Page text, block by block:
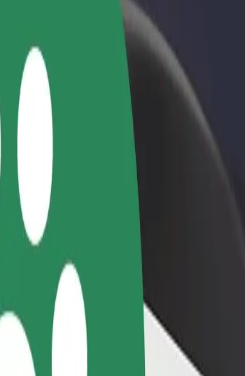
φαγητό και
εβδομαδιαία
Πλησιάστε περισσότερους πελάτες
Prazdroje, Plzeň σε CAN Husova
από OMV - U Prazdroje, Plzeň σε CAN Husova; Εξερεύνησε τις
Αποκτήστε την